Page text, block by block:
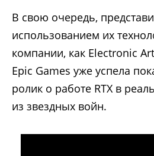
В свою очередь,
использованием их
компании, как Electronic
Epic Games уже успела
ролик о работе RTX в
из звездных войн.